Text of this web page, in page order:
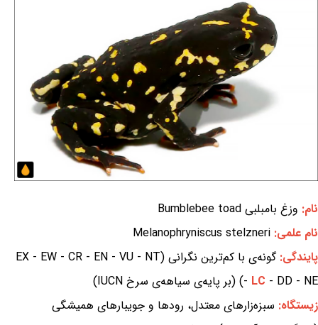
نام: وزغ بامبلبی Bumblebee toad
نام علمی: Melanophryniscus stelzneri
پایندگی:
گونه‌ی با کم‌ترین نگرانی (EX - EW - CR - EN - VU - NT
- LC - DD - NE) (بر پایه‌ی سیاهه‌ی سرخ IUCN)
زیستگاه: سبزه‌زارهای معتدل، رودها و جویبارهای همیشگی